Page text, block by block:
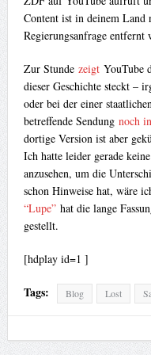
Content ist in deinem Land
Regierungsanfrage entfernt
Zur Stunde zeigtYouTube
dieser Geschichte steckt –
oder bei der einer
betreffende Sendung noch
dortige Version ist aber
Ich hatte leider gerade
anzusehen, um die
schon Hinweise hat, wäre
“Lupe”hat die lange
gestellt.
[hdplay id=1 ]
Tags: Blog Lost